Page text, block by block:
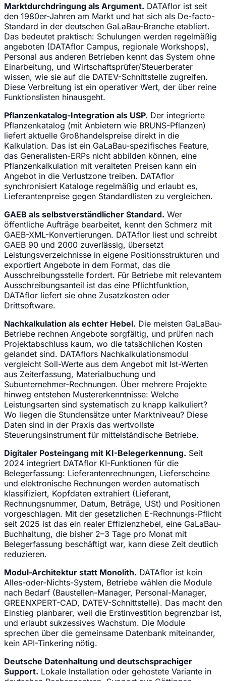
Marktdurchdringung als Argument. DATAflor ist seit
den 1980er-Jahren am Markt und hat sich als De-facto-
Standard in der deutschen GaLaBau-Branche etabliert.
Das bedeutet praktisch: Schulungen werden regelmäßig
angeboten (DATAflor Campus, regionale Workshops),
Personal aus anderen Betrieben kennt das System ohne
Einarbeitung, und Wirtschaftsprüfer/Steuerberater
wissen, wie sie auf die DATEV-Schnittstelle zugreifen.
Diese Verbreitung ist ein operativer Wert, der über reine
Funktionslisten hinausgeht.
Pflanzenkatalog-Integration als USP. Der integrierte
Pflanzenkatalog (mit Anbietern wie BRUNS-Pflanzen)
liefert aktuelle Großhandelspreise direkt in die
Kalkulation. Das ist ein GaLaBau-spezifisches Feature,
das Generalisten-ERPs nicht abbilden können, eine
Pflanzenkalkulation mit veralteten Preisen kann ein
Angebot in die Verlustzone treiben. DATAflor
synchronisiert Kataloge regelmäßig und erlaubt es,
Lieferantenpreise gegen Standardlisten zu vergleichen.
GAEB als selbstverständlicher Standard. Wer
öffentliche Aufträge bearbeitet, kennt den Schmerz mit
GAEB-XML-Konvertierungen. DATAflor liest und schreibt
GAEB 90 und 2000 zuverlässig, übersetzt
Leistungsverzeichnisse in eigene Positionsstrukturen und
exportiert Angebote in dem Format, das die
Ausschreibungsstelle fordert. Für Betriebe mit relevantem
Ausschreibungsanteil ist das eine Pflichtfunktion,
DATAflor liefert sie ohne Zusatzkosten oder
Drittsoftware.
Nachkalkulation als echter Hebel. Die meisten GaLaBau-
Betriebe rechnen Angebote sorgfältig, und prüfen nach
Projektabschluss kaum, wo die tatsächlichen Kosten
gelandet sind. DATAflors Nachkalkulationsmodul
vergleicht Soll-Werte aus dem Angebot mit Ist-Werten
aus Zeiterfassung, Materialbuchung und
Subunternehmer-Rechnungen. Über mehrere Projekte
hinweg entstehen Mustererkenntnisse: Welche
Leistungsarten sind systematisch zu knapp kalkuliert?
Wo liegen die Stundensätze unter Marktniveau? Diese
Daten sind in der Praxis das wertvollste
Steuerungsinstrument für mittelständische Betriebe.
Digitaler Posteingang mit KI-Belegerkennung. Seit
2024 integriert DATAflor KI-Funktionen für die
Belegerfassung: Lieferantenrechnungen, Lieferscheine
und elektronische Rechnungen werden automatisch
klassifiziert, Kopfdaten extrahiert (Lieferant,
Rechnungsnummer, Datum, Beträge, USt) und Positionen
vorgeschlagen. Mit der gesetzlichen E-Rechnungs-Pflicht
seit 2025 ist das ein realer Effizienzhebel, eine GaLaBau-
Buchhaltung, die bisher 2–3 Tage pro Monat mit
Belegerfassung beschäftigt war, kann diese Zeit deutlich
reduzieren.
Modul-Architektur statt Monolith. DATAflor ist kein
Alles-oder-Nichts-System, Betriebe wählen die Module
nach Bedarf (Baustellen-Manager, Personal-Manager,
GREENXPERT-CAD, DATEV-Schnittstelle). Das macht den
Einstieg planbarer, weil die Erstinvestition begrenzbar ist,
und erlaubt sukzessives Wachstum. Die Module
sprechen über die gemeinsame Datenbank miteinander,
kein API-Tinkering nötig.
Deutsche Datenhaltung und deutschsprachiger
Support. Lokale Installation oder gehostete Variante in